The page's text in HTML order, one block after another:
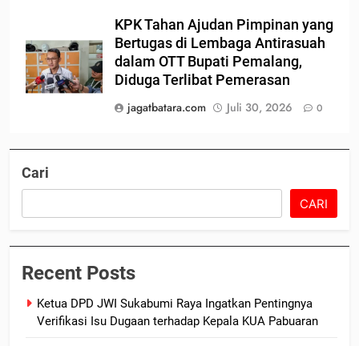
KPK Tahan Ajudan Pimpinan yang
Bertugas di Lembaga Antirasuah
dalam OTT Bupati Pemalang,
Diduga Terlibat Pemerasan
jagatbatara.com
Juli 30, 2026 0
Cari
CARI
Recent Posts
Ketua DPD JWI Sukabumi Raya Ingatkan Pentingnya
Verifikasi Isu Dugaan terhadap Kepala KUA Pabuaran